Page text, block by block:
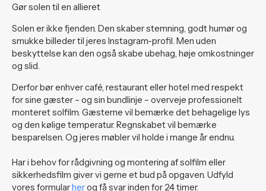
Gør solen til en allieret
Solen er ikke fjenden. Den skaber stemning, godt humør og
smukke billeder til jeres Instagram-profil. Men uden
beskyttelse kan den også skabe ubehag, høje omkostninger
og slid.
Derfor bør enhver café, restaurant eller hotel med respekt
for sine gæster – og sin bundlinje – overveje professionelt
monteret solfilm. Gæsterne vil bemærke det behagelige lys
og den kølige temperatur. Regnskabet vil bemærke
besparelsen. Og jeres møbler vil holde i mange år endnu.
Har i behov for rådgivning og montering af solfilm eller
sikkerhedsfilm giver vi gerne et bud på opgaven. Udfyld
vores formularherog få svar inden for 24 timer.